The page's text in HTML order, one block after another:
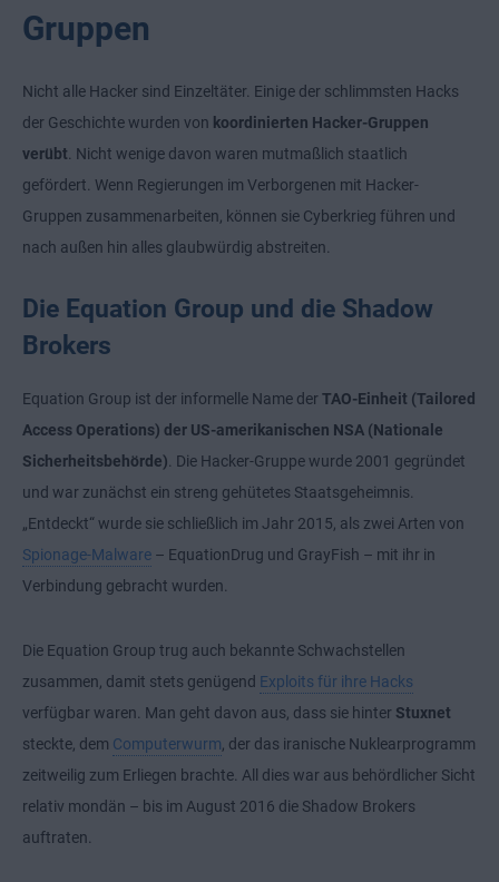
Gruppen
Nicht alle Hacker sind Einzeltäter. Einige der schlimmsten Hacks
der Geschichte wurden von koordinierten Hacker-Gruppen
verübt. Nicht wenige davon waren mutmaßlich staatlich
gefördert. Wenn Regierungen im Verborgenen mit Hacker-
Gruppen zusammenarbeiten, können sie Cyberkrieg führen und
nach außen hin alles glaubwürdig abstreiten.
Die Equation Group und die Shadow
Brokers
Equation Group ist der informelle Name der TAO-Einheit (Tailored
Access Operations) der US-amerikanischen NSA (Nationale
Sicherheitsbehörde). Die Hacker-Gruppe wurde 2001 gegründet
und war zunächst ein streng gehütetes Staatsgeheimnis.
„Entdeckt“ wurde sie schließlich im Jahr 2015, als zwei Arten von
Spionage-Malware – EquationDrug und GrayFish – mit ihr in
Verbindung gebracht wurden.
Die Equation Group trug auch bekannte Schwachstellen
zusammen, damit stets genügend Exploits für ihre Hacks
verfügbar waren. Man geht davon aus, dass sie hinter Stuxnet
steckte, dem Computerwurm, der das iranische Nuklearprogramm
zeitweilig zum Erliegen brachte. All dies war aus behördlicher Sicht
relativ mondän – bis im August 2016 die Shadow Brokers
auftraten.